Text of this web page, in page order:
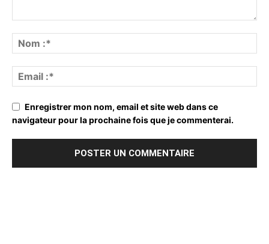
Enregistrer mon nom, email et site web dans ce
navigateur pour la prochaine fois que je commenterai.